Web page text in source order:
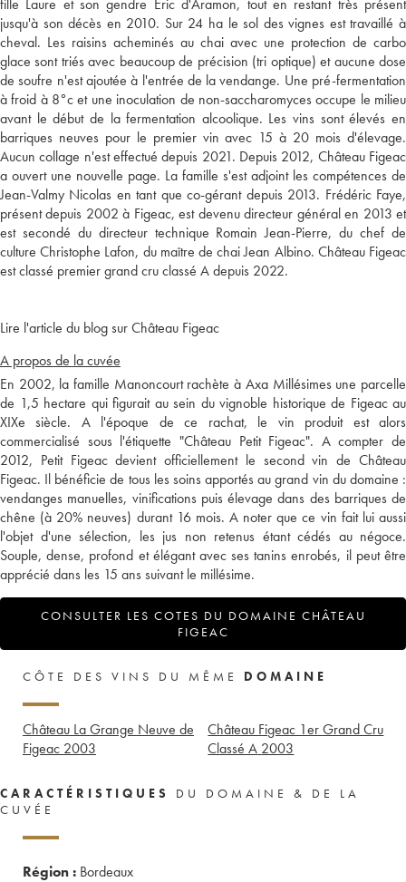
fille Laure et son gendre Eric d'Aramon, tout en restant très présent
jusqu'à son décès en 2010. Sur 24 ha le sol des vignes est travaillé à
cheval. Les raisins acheminés au chai avec une protection de carbo
glace sont triés avec beaucoup de précision (tri optique) et aucune dose
de soufre n'est ajoutée à l'entrée de la vendange. Une pré-fermentation
à froid à 8°c et une inoculation de non-saccharomyces occupe le milieu
avant le début de la fermentation alcoolique. Les vins sont élevés en
barriques neuves pour le premier vin avec 15 à 20 mois d'élevage.
Aucun collage n'est effectué depuis 2021. Depuis 2012, Château Figeac
a ouvert une nouvelle page. La famille s'est adjoint les compétences de
Jean-Valmy Nicolas en tant que co-gérant depuis 2013. Frédéric Faye,
présent depuis 2002 à Figeac, est devenu directeur général en 2013 et
est secondé du directeur technique Romain Jean-Pierre, du chef de
culture Christophe Lafon, du maître de chai Jean Albino. Château Figeac
est classé premier grand cru classé A depuis 2022.
Lire l'article du blog sur Château Figeac
A propos de la cuvée
En 2002, la famille Manoncourt rachète à Axa Millésimes une parcelle
de 1,5 hectare qui figurait au sein du vignoble historique de Figeac au
XIXe siècle. A l'époque de ce rachat, le vin produit est alors
commercialisé sous l'étiquette "Château Petit Figeac". A compter de
2012, Petit Figeac devient officiellement le second vin de Château
Figeac. Il bénéficie de tous les soins apportés au grand vin du domaine :
vendanges manuelles, vinifications puis élevage dans des barriques de
chêne (à 20% neuves) durant 16 mois. A noter que ce vin fait lui aussi
l'objet d'une sélection, les jus non retenus étant cédés au négoce.
Souple, dense, profond et élégant avec ses tanins enrobés, il peut être
apprécié dans les 15 ans suivant le millésime.
CONSULTER LES COTES DU DOMAINE CHÂTEAU
FIGEAC
CÔTE DES VINS DU MÊME DOMAINE
Château La Grange Neuve de
Figeac 2003
Château Figeac 1er Grand Cru
Classé A 2003
CARACTÉRISTIQUES
DU DOMAINE & DE LA
CUVÉE
Région : Bordeaux